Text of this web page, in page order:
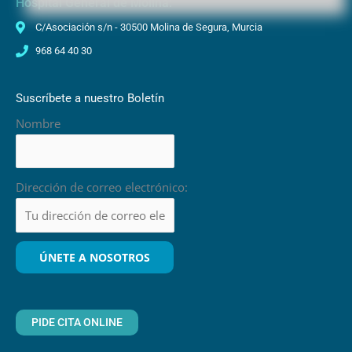
C/Asociación s/n - 30500 Molina de Segura, Murcia
968 64 40 30
Suscríbete a nuestro Boletín
Nombre
Dirección de correo electrónico:
PIDE CITA ONLINE